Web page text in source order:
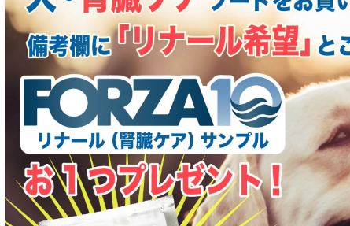
肥満ケア対応 フード for DOG
泌尿器ケア対応 フード for DOG
胃腸ケア対応 フード for DOG
口腔内・喉ケア対応商品 犬用